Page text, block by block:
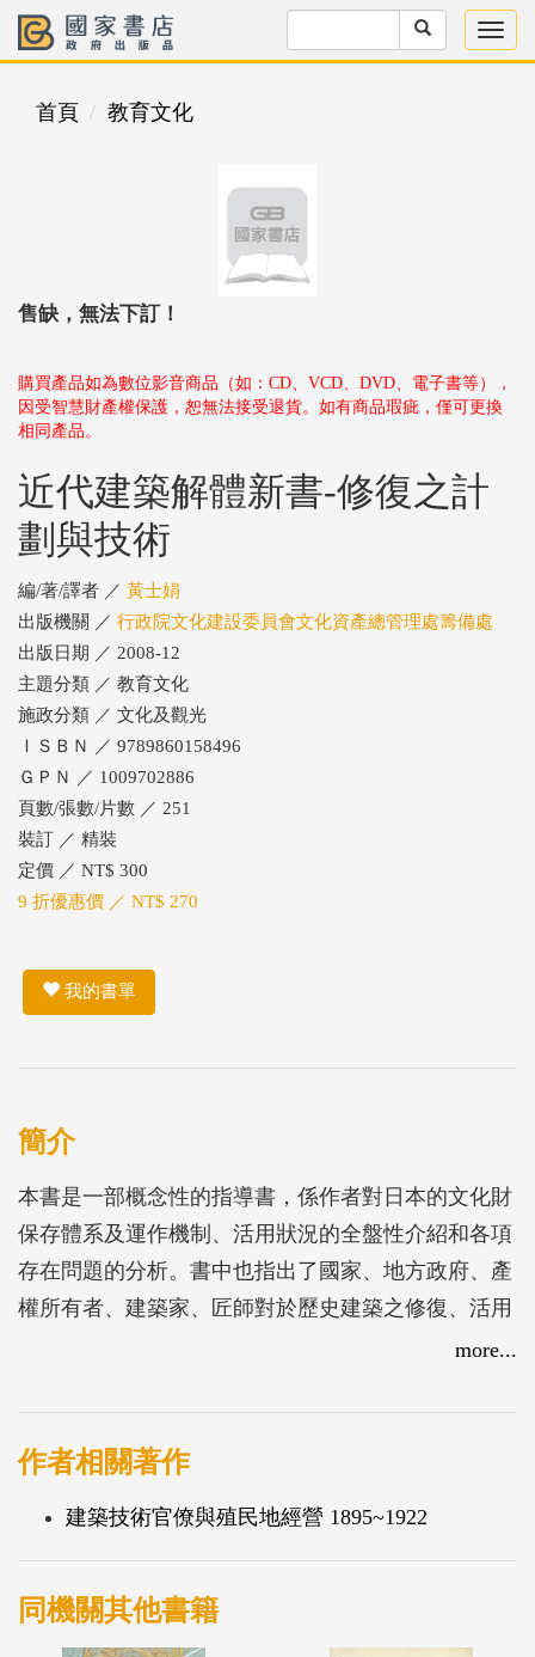
首頁 教育文化
售缺，無法下訂！
購買產品如為數位影音商品（如：CD、VCD、DVD、電子書等），
因受智慧財產權保護，恕無法接受退貨。如有商品瑕疵，僅可更換
相同產品。
近代建築解體新書-修復之計
劃與技術
編/著/譯者 ／ 黃士娟
出版機關 ／ 行政院文化建設委員會文化資產總管理處籌備處
出版日期 ／ 2008-12
主題分類 ／ 教育文化
施政分類 ／ 文化及觀光
ＩＳＢＮ ／ 9789860158496
ＧＰＮ ／ 1009702886
頁數/張數/片數 ／ 251
裝訂 ／ 精裝
定價 ／ NT$ 300
9 折優惠價 ／ NT$ 270
我的書單
簡介
本書是一部概念性的指導書，係作者對日本的文化財
保存體系及運作機制、活用狀況的全盤性介紹和各項
存在問題的分析。書中也指出了國家、地方政府、產
權所有者、建築家、匠師對於歷史建築之修復、活用
的觀念及具體工作方法。日本人從一場天災中學到許
的也在廢墟重建重生的過程裡獲得許多無價的思考和
經驗。如今我們獲得這樣一本專業著作的中文授權，
種情操？我國在文化資產保存法修正通過後，對古
蹟、歷史建築等文化資產的保存修復與人才教育亦趨
倚重，期望藉由本書之出版能對國內古蹟、歷史建築
more...
作者相關著作
建築技術官僚與殖民地經營 1895~1922
同機關其他書籍